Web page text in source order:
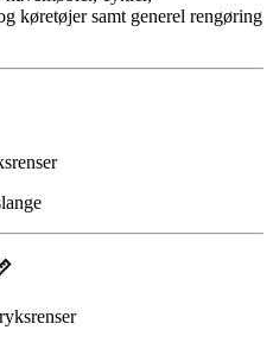
køretøjer samt generel rengøring